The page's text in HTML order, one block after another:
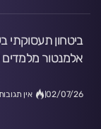
אלמנטור
02/07/26 אין